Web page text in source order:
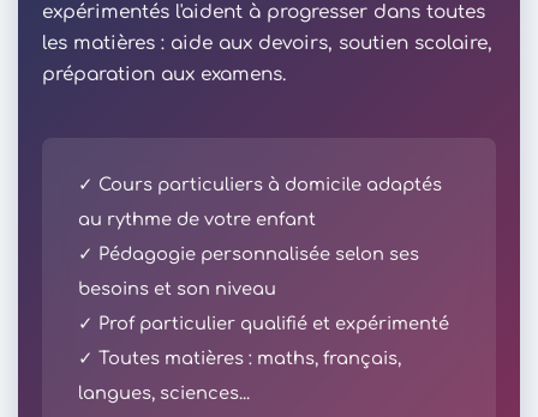
expérimentés l'aident à progresser dans toutes
les matières : aide aux devoirs, soutien scolaire,
préparation aux examens.
✓ Cours particuliers à domicile adaptés
au rythme de votre enfant
✓ Pédagogie personnalisée selon ses
besoins et son niveau
✓ Prof particulier qualifié et expérimenté
✓ Toutes matières : maths, français,
langues, sciences...